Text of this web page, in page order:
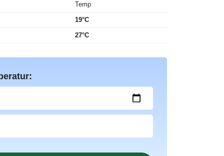
Temp
19°C
27°C